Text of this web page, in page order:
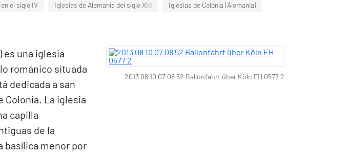
el siglo IV Iglesias de Alemania del siglo XIII Iglesias de Colonia (Alemania)
es una iglesia
románico situada
dedicada a san
Colonia. La iglesia
capilla
de la
basílica menor por
2013 08 10 07 08 52 Ballonfahrt über Köln EH 0577 2